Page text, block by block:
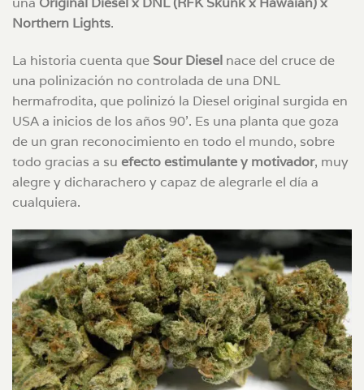
Northern Lights.
La historia cuenta que Sour Diesel nace del cruce de
una polinización no controlada de una DNL
hermafrodita, que polinizó la Diesel original surgida en
USA a inicios de los años 90’. Es una planta que goza
de un gran reconocimiento en todo el mundo, sobre
todo gracias a su efecto estimulante y motivador, muy
alegre y dicharachero y capaz de alegrarle el día a
cualquiera.